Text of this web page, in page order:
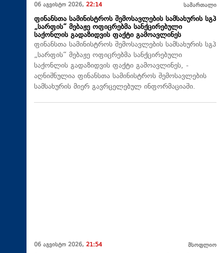
06 აგვისტო 2026, 22:14 სამართალი
ფინანსთა სამინისტროს შემოსავლების სამსახურის სგპ
„სარფის“ მებაჟე ოფიცრებმა სანქცირებული
საქონლის გადაზიდვის ფაქტი გამოავლინეს
ფინანსთა სამინისტროს შემოსავლების სამსახურის სგპ
„სარფის“ მებაჟე ოფიცრებმა სანქცირებული
საქონლის გადაზიდვის ფაქტი გამოავლინეს, -
აღნიშნულია ფინანსთა სამინისტროს შემოსავლების
სამსახურის მიერ გავრცელებულ ინფორმაციაში.
06 აგვისტო 2026, 21:54 მსოფლიო